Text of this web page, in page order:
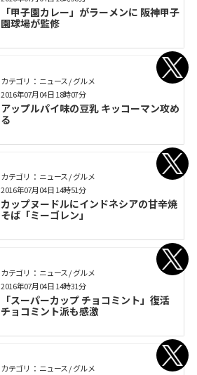
「甲子園カレー」がラーメンに 阪神甲子
園球場が監修
カテゴリ： ニュース / グルメ
アップルパイ味の豆乳 キッコーマン攻め
る
2016年07月04日 18時07分
カテゴリ： ニュース / グルメ
カップヌードルにインドネシアの甘辛焼
そば「ミーゴレン」
2016年07月04日 14時51分
カテゴリ： ニュース / グルメ
「スーパーカップ チョコミント」復活
チョコミント派も感激
2016年07月04日 14時31分
カテゴリ： ニュース / グルメ